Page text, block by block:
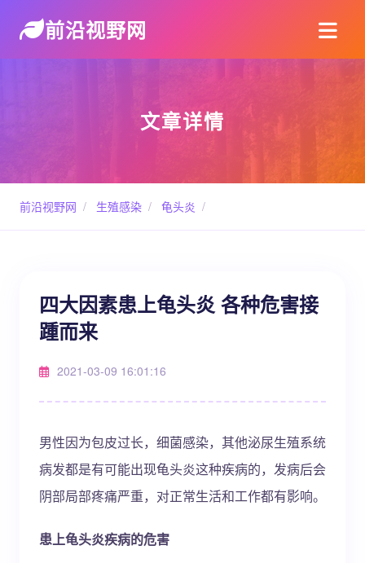
前沿视野网
文章详情
前沿视野网 / 生殖感染 / 龟头炎 /
四大因素患上龟头炎 各种危害接
踵而来
2021-03-09 16:01:16
男性因为包皮过长，细菌感染，其他泌尿生殖系统
病发都是有可能出现龟头炎这种疾病的，发病后会
阴部局部疼痛严重，对正常生活和工作都有影响。
患上龟头炎疾病的危害